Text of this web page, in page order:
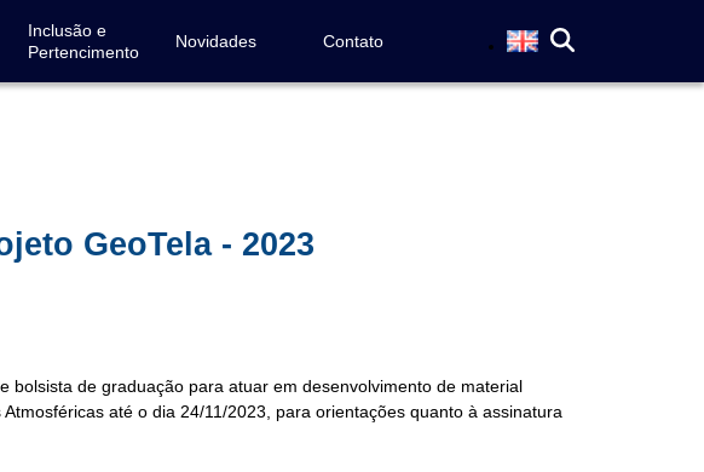
Inclusão e
Pertencimento
Novidades Contato
GeoTela - 2023
bolsista de graduação para atuar em desenvolvimento de material
até o dia 24/11/2023, para orientações quanto à assinatura